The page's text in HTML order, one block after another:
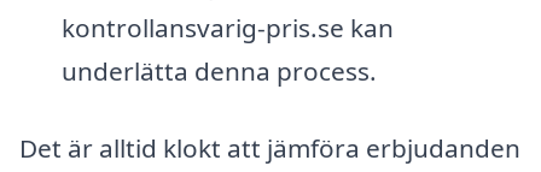
kontrollansvarig-pris.se kan
underlätta denna process.
Det är alltid klokt att jämföra erbjudanden